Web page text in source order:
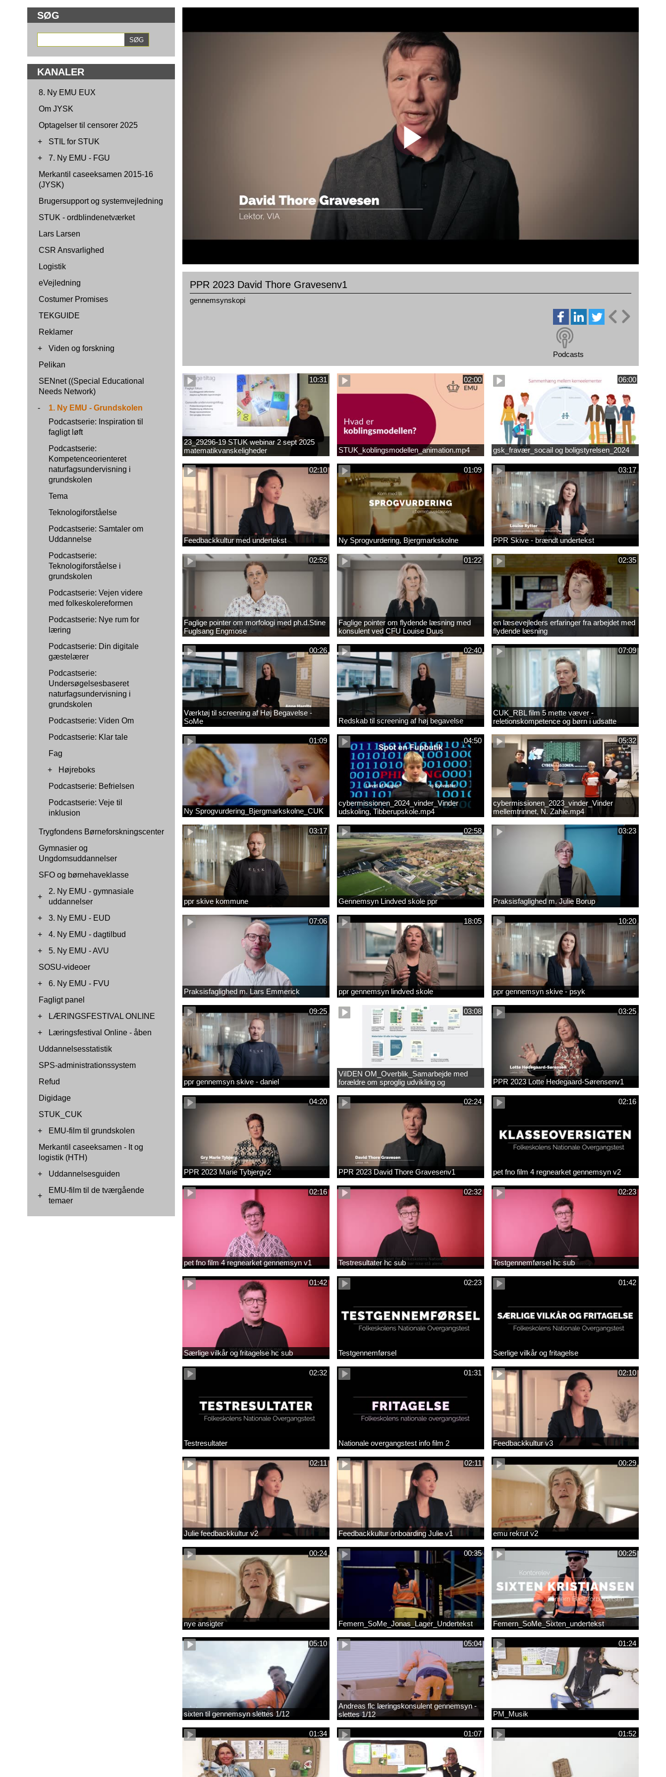
SØG
KANALER
8. Ny EMU EUX
Om JYSK
Optagelser til censorer 2025
+
STIL for STUK
+
7. Ny EMU - FGU
Merkantil caseeksamen 2015-16
(JYSK)
Brugersupport og systemvejledning
STUK - ordblindenetværket
Lars Larsen
CSR Ansvarlighed
Logistik
eVejledning
Costumer Promises
TEKGUIDE
Reklamer
+
Viden og forskning
Pelikan
SENnet ((Special Educational
Needs Network)
-
1. Ny EMU - Grundskolen
Podcastserie: Inspiration til
fagligt løft
Podcastserie:
Kompetenceorienteret
naturfagsundervisning i
grundskolen
Tema
Teknologiforståelse
Podcastserie: Samtaler om
Uddannelse
Podcastserie:
Teknologiforståelse i
grundskolen
Podcastserie: Vejen videre
med folkeskolereformen
Podcastserie: Nye rum for
læring
Podcastserie: Din digitale
gæstelærer
Podcastserie:
Undersøgelsesbaseret
naturfagsundervisning i
grundskolen
Podcastserie: Viden Om
Podcastserie: Klar tale
Fag
+
Højreboks
Podcastserie: Befrielsen
Podcastserie: Veje til
inklusion
Trygfondens Børneforskningscenter
Gymnasier og
Ungdomsuddannelser
SFO og børnehaveklasse
+
2. Ny EMU - gymnasiale
uddannelser
+
3. Ny EMU - EUD
+
4. Ny EMU - dagtilbud
+
5. Ny EMU - AVU
SOSU-videoer
+
6. Ny EMU - FVU
Fagligt panel
+
LÆRINGSFESTIVAL ONLINE
+
Læringsfestival Online - åben
Uddannelsesstatistik
SPS-administrationssystem
Refud
Digidage
STUK_CUK
+
EMU-film til grundskolen
Merkantil caseeksamen - It og
logistik (HTH)
+
Uddannelsesguiden
+
EMU-film til de tværgående
temaer
PPR 2023 David Thore Gravesenv1
gennemsynskopi
Podcasts
10:31
23_29296-19 STUK webinar 2 sept 2025
matematikvanskeligheder
1889337_1_1.MP4
02:00
STUK_koblingsmodellen_animation.mp4
06:00
gsk_fravær_socail og boligstyrelsen_2024
02:10
Feedbackkultur med undertekst
01:09
Ny Sprogvurdering, Bjergmarkskolne
03:17
PPR Skive - brændt undertekst
02:52
Faglige pointer om morfologi med ph.d.Stine
Fuglsang Engmose
01:22
Faglige pointer om flydende læsning med
konsulent ved CFU Louise Duus
02:35
en læsevejleders erfaringer fra arbejdet med
flydende læsning
00:26
Værktøj til screening af Høj Begavelse -
SoMe
02:40
Redskab til screening af høj begavelse
07:09
CUK_RBL film 5 mette væver -
reletionskompetence og børn i udsatte
positioner.
01:09
Ny Sprogvurdering_Bjergmarkskolne_CUK
04:50
cybermissionen_2024_vinder_Vinder
udskoling, Tibberupskole.mp4
05:32
cybermissionen_2023_vinder_Vinder
mellemtrinnet, N. Zahle.mp4
03:17
ppr skive kommune
02:58
Gennemsyn Lindved skole ppr
03:23
Praksisfaglighed m. Julie Borup
07:06
Praksisfaglighed m. Lars Emmerick
18:05
ppr gennemsyn lindved skole
10:20
ppr gennemsyn skive - psyk
09:25
ppr gennemsyn skive - daniel
03:08
ViIDEN OM_Overblik_Samarbejde med
forældre om sproglig udvikling og
forebyggelse af læsevanskelighede
03:25
PPR 2023 Lotte Hedegaard-Sørensenv1
04:20
PPR 2023 Marie Tybjergv2
02:24
PPR 2023 David Thore Gravesenv1
02:16
pet fno film 4 regnearket gennemsyn v2
02:16
pet fno film 4 regnearket gennemsyn v1
02:32
Testresultater hc sub
02:23
Testgennemførsel hc sub
01:42
Særlige vilkår og fritagelse hc sub
02:23
Testgennemførsel
01:42
Særlige vilkår og fritagelse
02:32
Testresultater
01:31
Nationale overgangstest info film 2
02:10
Feedbackkultur v3
02:11
Julie feedbackkultur v2
02:11
Feedbackkultur onboarding Julie v1
00:29
emu rekrut v2
00:24
nye ansigter
00:35
Femern_SoMe_Jonas_Lager_Undertekst
00:25
Femern_SoMe_Sixten_undertekst
05:10
sixten til gennemsyn slettes 1/12
05:04
Andreas flc læringskonsulent gennemsyn -
slettes 1/12
01:24
PM_Musik
01:34 01:07 01:52